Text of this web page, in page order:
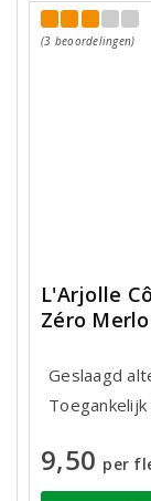
(3 beoordelingen)
L'Arjolle
Zéro
Geslaagd
9,50 per